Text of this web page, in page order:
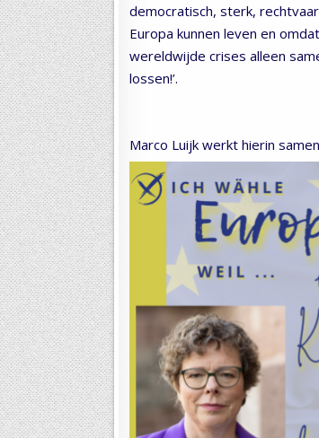
democratisch, sterk,
Europa kunnen leven en
wereldwijde crises alleen
lossen!’.
Marco Luijk werkt hierin